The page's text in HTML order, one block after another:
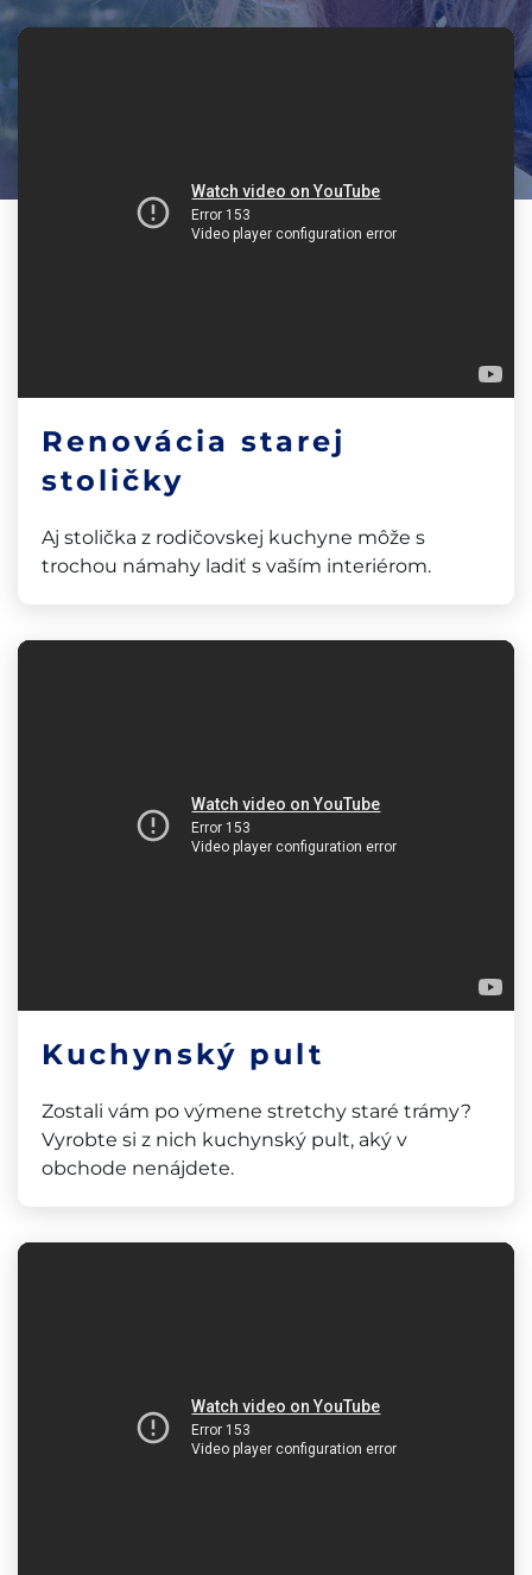
Renovácia starej
stoličky
Aj stolička z rodičovskej kuchyne môže s
trochou námahy ladiť s vaším interiérom.
Kuchynský pult
Zostali vám po výmene stretchy staré trámy?
Vyrobte si z nich kuchynský pult, aký v
obchode nenájdete.